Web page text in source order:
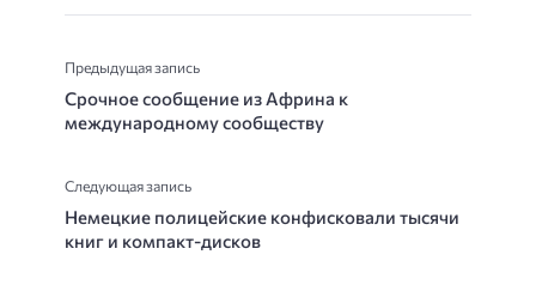
Предыдущая запись
Срочное сообщение из Африна к
международному сообществу
Следующая запись
Немецкие полицейские конфисковали тысячи
книг и компакт-дисков